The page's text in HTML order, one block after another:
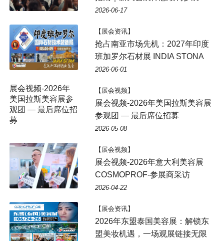
2026-06-17
【展会资讯】
抢占南亚市场先机：2027年印度
班加罗尔石材展 INDIA STONA
2026-06-01
展会视频-2026年
美国拉斯美容展参
观团 — 最后席位招
募
【展会视频】
展会视频-2026年美国拉斯美容展
参观团 — 最后席位招募
2026-05-08
【展会视频】
展会视频-2026年意大利美容展
COSMOPROF-参展商采访
2026-04-22
【展会资讯】
2026年东盟泰国美容展：解锁东
盟美妆机遇，一场观展链接无限